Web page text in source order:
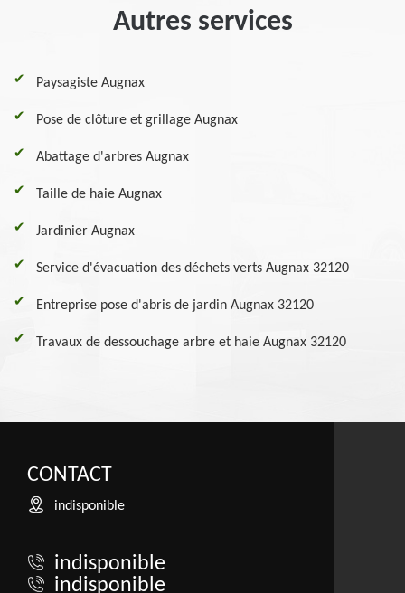
Autres services
Paysagiste Augnax
Pose de clôture et grillage Augnax
Abattage d'arbres Augnax
Taille de haie Augnax
Jardinier Augnax
Service d'évacuation des déchets verts Augnax 32120
Entreprise pose d'abris de jardin Augnax 32120
Travaux de dessouchage arbre et haie Augnax 32120
CONTACT
indisponible
indisponible
indisponible